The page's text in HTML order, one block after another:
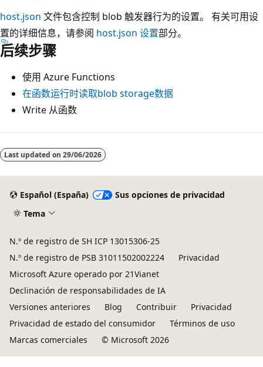
host.json 文件包含控制 blob 触发器行为的设置。 有关可用设
置的详细信息，请参阅 host.json 设置部分。
后续步骤
使用 Azure Functions
在函数运行时读取blob storage数据
Write 从函数
Last updated on 29/06/2026
Español (España)
Sus opciones de privacidad
Tema
N.º de registro de SH ICP 13015306-25
N.º de registro de PSB 31011502002224
Privacidad
Microsoft Azure operado por 21Vianet
Declinación de responsabilidades de IA
Versiones anteriores
Blog Contribuir
Privacidad
Privacidad de estado del consumidor
Términos de uso
Marcas comerciales
© Microsoft 2026